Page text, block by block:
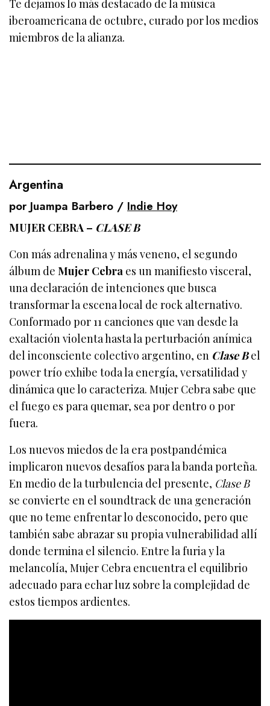
Te dejamos lo más destacado de la música
iberoamericana de octubre, curado por los medios
miembros de la alianza.
Argentina
por Juampa Barbero / Indie Hoy
MUJER CEBRA – CLASE B
Con más adrenalina y más veneno, el segundo
álbum deMujer Cebra es un manifiesto visceral,
una declaración de intenciones que busca
transformar la escena local de rock alternativo.
Conformado por 11 canciones que van desde la
exaltación violenta hasta la perturbación anímica
del inconsciente colectivo argentino, en Clase Bel
power trío exhibe toda la energía, versatilidad y
dinámica que lo caracteriza. Mujer Cebra sabe que
el fuego es para quemar, sea por dentro o por
fuera.
Los nuevos miedos de la era postpandémica
implicaron nuevos desafíos para la banda porteña.
En medio de la turbulencia del presente, Clase B
se convierte en el soundtrack de una generación
que no teme enfrentar lo desconocido, pero que
también sabe abrazar su propia vulnerabilidad allí
donde termina el silencio. Entre la furia y la
melancolía, Mujer Cebra encuentra el equilibrio
adecuado para echar luz sobre la complejidad de
estos tiempos ardientes.